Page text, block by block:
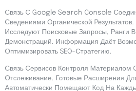
Связь С Google Search Console
Сведениями Органической
Исследуют Поисковые Запросы, Ранги В
Демонстраций. Информация Даёт
Оптимизировать SEO-Стратегию.
Связь Сервисов Контроля Материалом
Отслеживание. Готовые Расширения
Автоматически Помещают Код На